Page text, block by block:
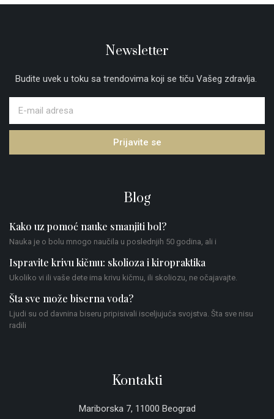
Newsletter
Budite uvek u toku sa trendovima koji se tiču Vašeg zdravlja.
Prijavite se
Blog
Kako uz pomoć nauke smanjiti bol?
Nauka je o bolu mnogo naučila u poslednjih 50 godina, ali i
Ispravite krivu kičmu: skolioza i kiropraktika
Ukoliko vi ili vaše dete ima krivu kičmu, ili skoliozu, ne očajavajte.
Šta sve može biserna voda?
Ljudi su od davnina biseru pripisivali isceljujuća svojstva. Šta sve nisu
radili
Kontakti
Mariborska 7, 11000 Beograd